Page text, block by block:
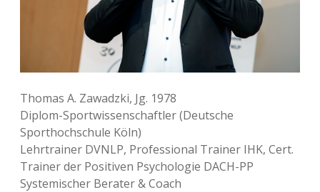
Thomas A. Zawadzki, Jg. 1978
Diplom-Sportwissenschaftler (Deutsche
Sporthochschule Köln)
Lehrtrainer DVNLP, Professional Trainer IHK, Cert.
Trainer der Positiven Psychologie DACH-PP
Systemischer Berater & Coach